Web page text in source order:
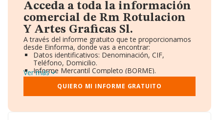
Acceda a toda la información
comercial de Rm Rotulacion
Y Artes Graficas Sl.
A través del informe gratuito que te proporcionamos
desde Einforma, donde vas a encontrar:
Datos identificativos: Denominación, CIF,
Teléfono, Domicilio.
Informe Mercantil Completo (BORME).
Gráficos de Evolución Ventas y Empleados.
Consejo de Administración y Administradores.
Directivos y Ejecutivos.
Ver más
QUIERO MI INFORME GRATUITO